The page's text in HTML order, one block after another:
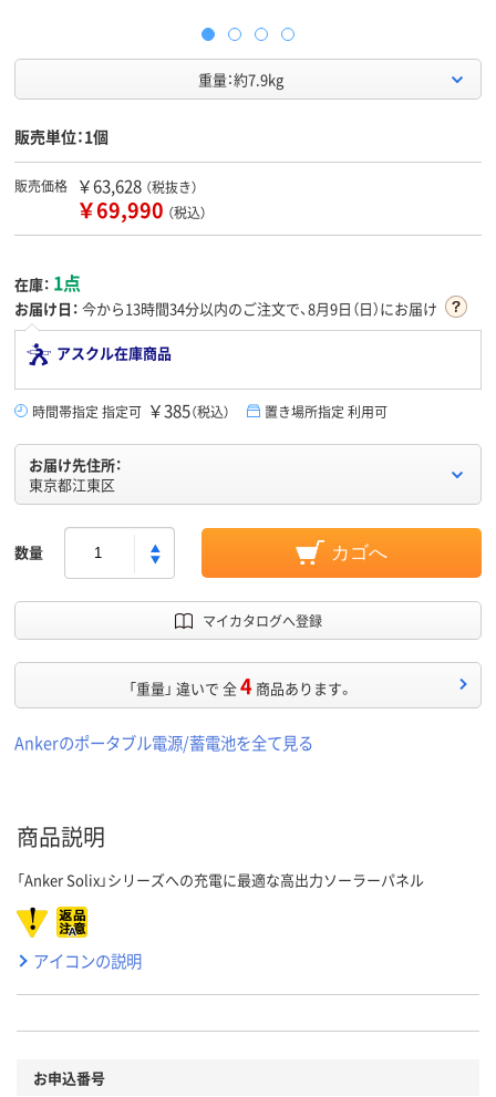
重量：約7.9kg
販売単位：1個
販売価格 ￥63,628 （税抜き）
￥69,990 （税込）
在庫： 1点
お届け日： 今から13時間34分以内のご注文で、8月9日（日）にお届け
アスクル在庫商品
時間帯指定 指定可 ￥385（税込） 置き場所指定 利用可
お届け先住所：
東京都江東区
数量 カゴへ
マイカタログへ登録
「重量」 違いで 全4 商品あります。
Ankerのポータブル電源/蓄電池を全て見る
商品説明
「Anker Solix」シリーズへの充電に最適な高出力ソーラーパネル
アイコンの説明
お申込番号